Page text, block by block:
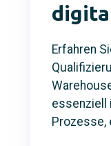
Erfahren
essenziell
Prozesse,